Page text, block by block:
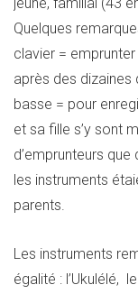
Quelques
clavier =
après des dizaines
basse = pour
et sa fille s’y sont
d’emprunteurs que
les instruments
parents.
Les instruments
égalité : l’Ukulélé,